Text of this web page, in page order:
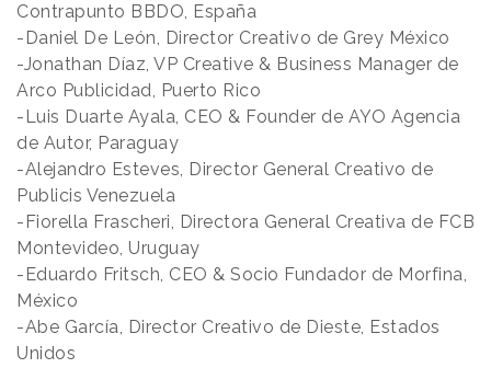
Contrapunto BBDO, España
-Daniel De León, Director Creativo de Grey México
-Jonathan Díaz, VP Creative & Business Manager de
Arco Publicidad, Puerto Rico
-Luis Duarte Ayala, CEO & Founder de AYO Agencia
de Autor, Paraguay
-Alejandro Esteves, Director General Creativo de
Publicis Venezuela
-Fiorella Frascheri, Directora General Creativa de FCB
Montevideo, Uruguay
-Eduardo Fritsch, CEO & Socio Fundador de Morfina,
México
-Abe García, Director Creativo de Dieste, Estados
Unidos